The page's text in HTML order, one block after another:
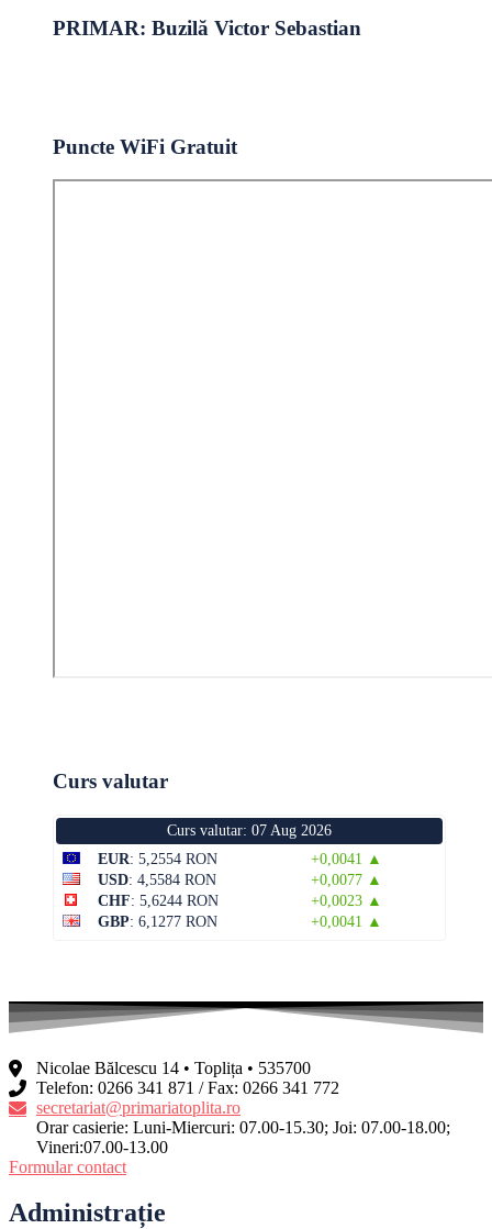
PRIMAR: Buzilă Victor Sebastian
Puncte WiFi Gratuit
Curs valutar
Curs valutar: 07 Aug 2026
EUR: 5,2554 RON
+0,0041 ▲
USD: 4,5584 RON
+0,0077 ▲
CHF: 5,6244 RON
+0,0023 ▲
GBP: 6,1277 RON +0,0041 ▲
Nicolae Bălcescu 14 • Toplița • 535700
Telefon: 0266 341 871 / Fax: 0266 341 772
secretariat@primariatoplita.ro
Orar casierie: Luni-Miercuri: 07.00-15.30; Joi: 07.00-18.00;
Vineri:07.00-13.00
Formular contact
Administrație